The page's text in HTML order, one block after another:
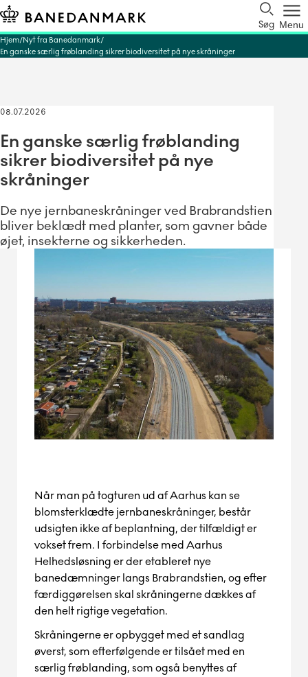
Søg Menu
Hjem Nyt fra Banedanmark
En ganske særlig frøblanding sikrer biodiversitet på nye skråninger
08.07.2026
En ganske særlig frøblanding
sikrer biodiversitet på nye
skråninger
De nye jernbaneskråninger ved Brabrandstien
bliver beklædt med planter, som gavner både
øjet, insekterne og sikkerheden.
Når man på togturen ud af Aarhus kan se
blomsterklædte jernbaneskråninger, består
udsigten ikke af beplantning, dertilfældigter
vokset frem. I forbindelse med Aarhus
Helhedsløsning er der etableret nye
banedæmninger langs Brabrandstien, og efter
færdiggørelsen skal skråningerne dækkes af
den helt rigtige vegetation.
Skråningerne er opbygget med et sandlag
øverst, som efterfølgende er tilsået med en
særlig frøblanding, som også benyttes af